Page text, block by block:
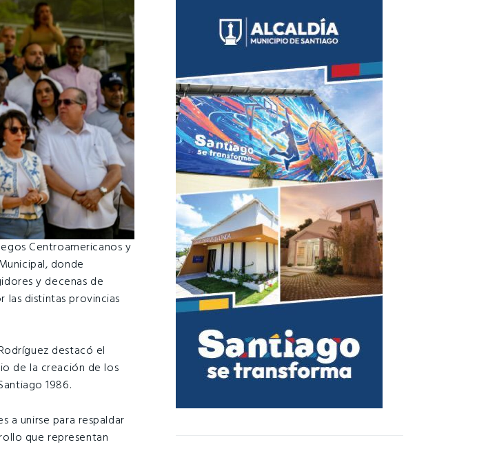
Centroamericanos y
donde
y decenas de
distintas provincias
destacó el
de la creación de los
1986.
a unirse para respaldar
que representan